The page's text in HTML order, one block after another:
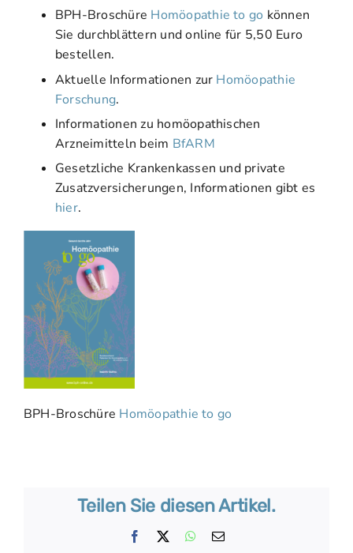
BPH-Broschüre Homöopathie to go können
Sie durchblättern und online für 5,50 Euro
bestellen.
Aktuelle Informationen zur Homöopathie
Forschung.
Informationen zu homöopathischen
Arzneimitteln beim BfARM
Gesetzliche Krankenkassen und private
Zusatzversicherungen, Informationen gibt es
hier.
BPH-Broschüre Homöopathie to go
Teilen Sie diesen Artikel.
Facebook WhatsApp
E-